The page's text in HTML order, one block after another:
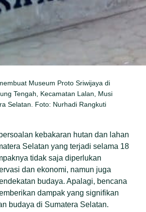
Museum Proto Sriwijaya di
Tengah, Kecamatan Lalan, Musi
Selatan. Foto: Nurhadi Rangkuti
kebakaran hutan dan lahan
Selatan yang terjadi selama 18
tidak saja diperlukan
dan ekonomi, namun juga
budaya. Apalagi, bencana
dampak yang signifikan
budaya di Sumatera Selatan.